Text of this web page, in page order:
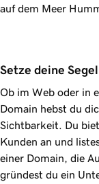
auf dem Meer
Setze deine
Ob im Web oder in
Domain hebst du
Sichtbarkeit. Du
Kunden an und
einer Domain, die
gründest du ein